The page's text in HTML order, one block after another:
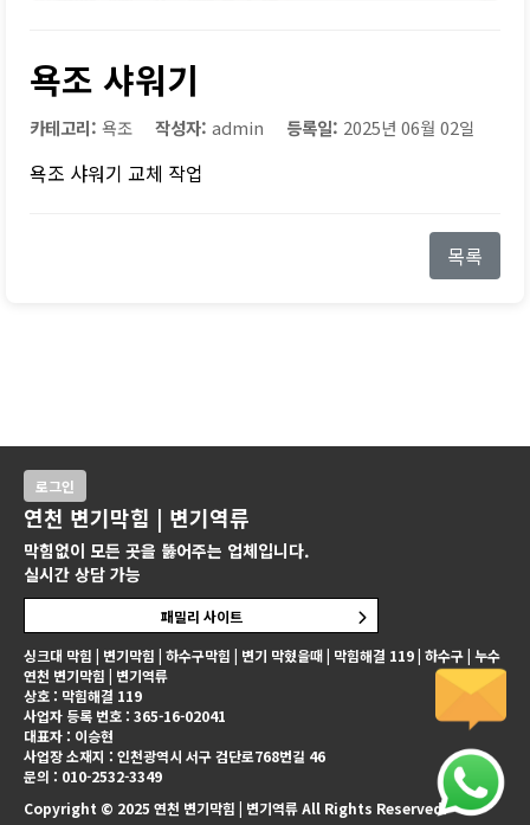
욕조 샤워기
카테고리: 욕조 작성자: admin 등록일: 2025년 06월 02일
욕조 샤워기 교체 작업
목록
싱크대 막힘 | 변기막힘 | 하수구막힘 | 변기 막혔을때 | 막힘해결 119 | 하수구 | 누수
연천 변기막힘 | 변기역류
상호 : 막힘해결 119
사업자 등록 번호 : 365-16-02041
대표자 : 이승현
사업장 소재지 : 인천광역시 서구 검단로768번길 46
문의 : 010-2532-3349
Copyright © 2025 연천 변기막힘 | 변기역류 All Rights Reserved.
로그인
연천 변기막힘 | 변기역류
막힘없이 모든 곳을 뚫어주는 업체입니다.
실시간 상담 가능
패밀리 사이트